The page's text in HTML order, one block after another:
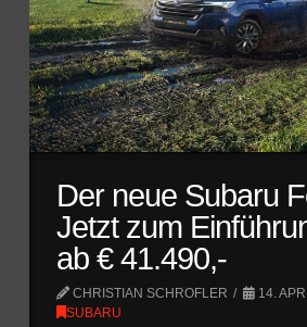
Der neue Subaru
Jetzt zum
ab € 41.490,-
CHRISTIAN SCHROFLER
14.
SUBARU